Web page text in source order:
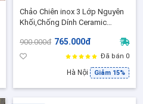
Chảo Chiên inox 3 Lớp Nguyên
Khối,Chống Dính Ceramic
Collection Size 20/24/28cm
900.000đ 765.000đ
Đã bán 0
Hà Nội Giảm 15%